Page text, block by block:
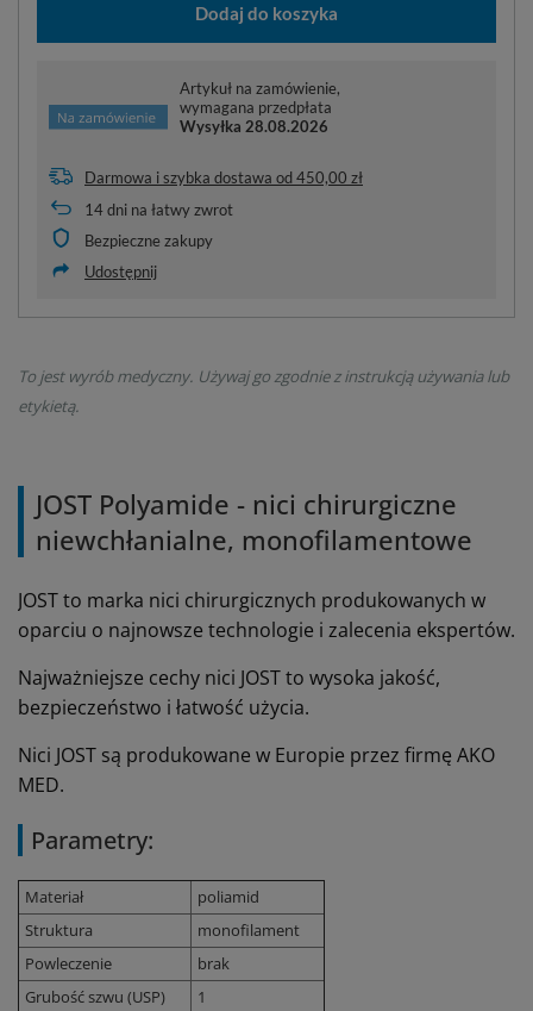
Dodaj do koszyka
Artykuł na zamówienie,
wymagana przedpłata
Wysyłka 28.08.2026
Darmowa i szybka dostawa od450,00 zł
14dni na łatwy zwrot
Bezpieczne zakupy
Udostępnij
To jest wyrób medyczny. Używaj go zgodnie z instrukcją używania lub
etykietą.
JOST Polyamide - nici chirurgiczne
niewchłanialne, monofilamentowe
JOST to marka nici chirurgicznych produkowanych w
oparciu o najnowsze technologie i zalecenia ekspertów.
Najważniejsze cechy nici JOST to wysoka jakość,
bezpieczeństwo i łatwość użycia.
Nici JOST są produkowane w Europie przez firmę AKO
MED.
Parametry:
Materiał
poliamid
Struktura
monofilament
Powleczenie
brak
Grubość szwu (USP)
1